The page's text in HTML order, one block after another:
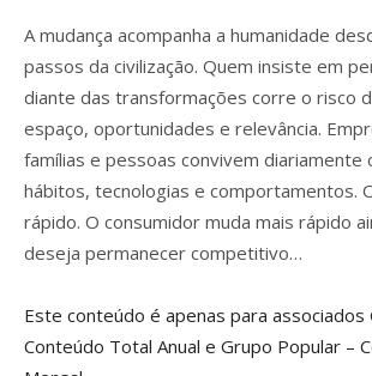
A mudança acompanha a humanidade
passos da civilização. Quem insiste em
diante das transformações corre o risco
espaço, oportunidades e relevância.
famílias e pessoas convivem diariamente
hábitos, tecnologias e comportamentos.
rápido. O consumidor muda mais rápido
deseja permanecer competitivo…
Este conteúdo é apenas para associados
Conteúdo Total Anual e Grupo Popular –